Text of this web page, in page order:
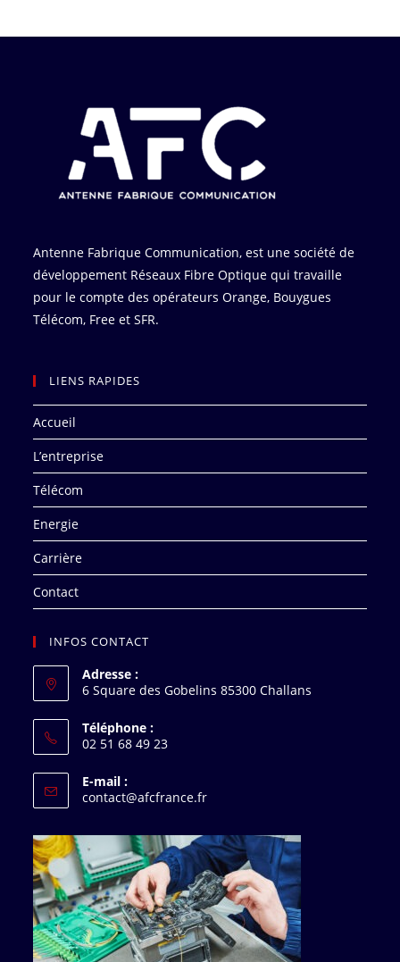
Antenne Fabrique Communication, est une société de
développement Réseaux Fibre Optique qui travaille
pour le compte des opérateurs Orange, Bouygues
Télécom, Free et SFR.
LIENS RAPIDES
Accueil
L’entreprise
Télécom
Energie
Carrière
Contact
INFOS CONTACT
Adresse :
6 Square des Gobelins 85300 Challans
Téléphone :
02 51 68 49 23
E-mail :
contact@afcfrance.fr